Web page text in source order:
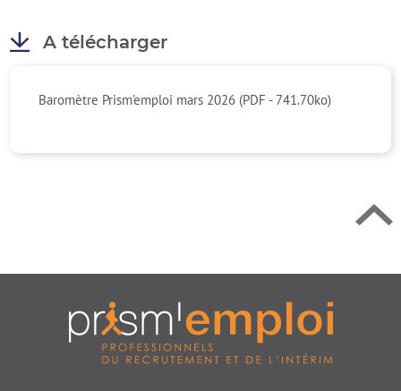
A télécharger
Baromètre Prism'emploi mars 2026 (PDF - 741.70ko)